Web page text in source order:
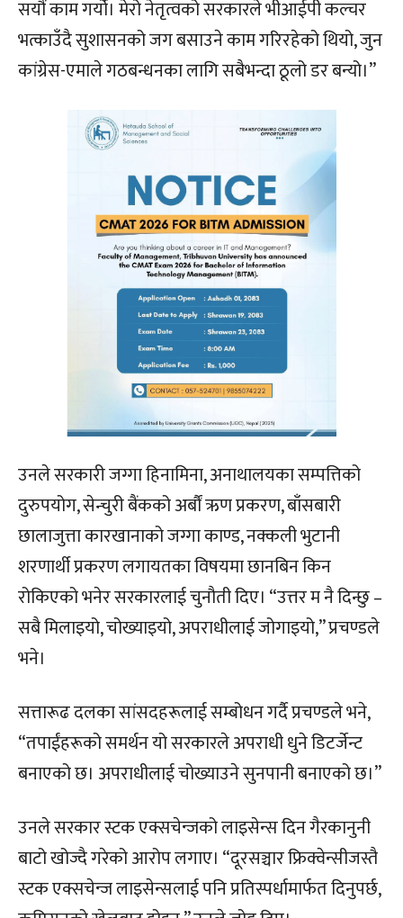
सयौं काम गर्यो। मेरो नेतृत्वको सरकारले भीआईपी कल्चर
भत्काउँदै सुशासनको जग बसाउने काम गरिरहेको थियो, जुन
कांग्रेस-एमाले गठबन्धनका लागि सबैभन्दा ठूलो डर बन्यो।”
उनले सरकारी जग्गा हिनामिना, अनाथालयका सम्पत्तिको
दुरुपयोग, सेन्चुरी बैंकको अर्बौं ऋण प्रकरण, बाँसबारी
छालाजुत्ता कारखानाको जग्गा काण्ड, नक्कली भुटानी
शरणार्थी प्रकरण लगायतका विषयमा छानबिन किन
रोकिएको भनेर सरकारलाई चुनौती दिए। “उत्तर म नै दिन्छु –
सबै मिलाइयो, चोख्याइयो, अपराधीलाई जोगाइयो,” प्रचण्डले
भने।
सत्तारूढ दलका सांसदहरूलाई सम्बोधन गर्दै प्रचण्डले भने,
“तपाईंहरूको समर्थन यो सरकारले अपराधी धुने डिटर्जेन्ट
बनाएको छ। अपराधीलाई चोख्याउने सुनपानी बनाएको छ।”
उनले सरकार स्टक एक्सचेन्जको लाइसेन्स दिन गैरकानुनी
बाटो खोज्दै गरेको आरोप लगाए। “दूरसञ्चार फ्रिक्वेन्सीजस्तै
स्टक एक्सचेन्ज लाइसेन्सलाई पनि प्रतिस्पर्धामार्फत दिनुपर्छ,